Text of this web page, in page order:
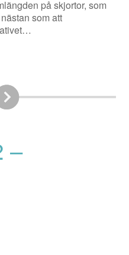
på skjortor, som
som att
–